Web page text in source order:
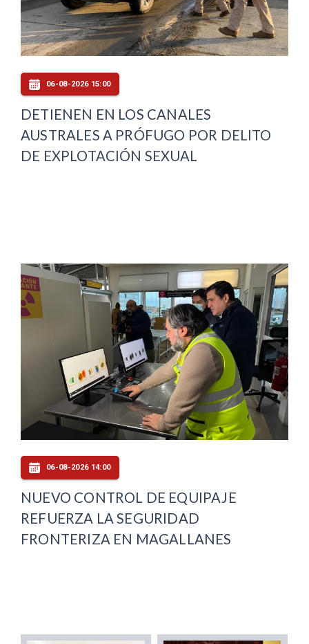
06-08-2026 15:00
DETIENEN EN LOS CANALES
AUSTRALES A PRÓFUGO POR DELITO
DE EXPLOTACIÓN SEXUAL
06-08-2026 14:00
NUEVO CONTROL DE EQUIPAJE
REFUERZA LA SEGURIDAD
FRONTERIZA EN MAGALLANES